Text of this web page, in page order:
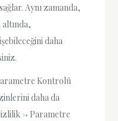
Aynı zamanda,
daha
Kontrolü
daha da
-> Parametre